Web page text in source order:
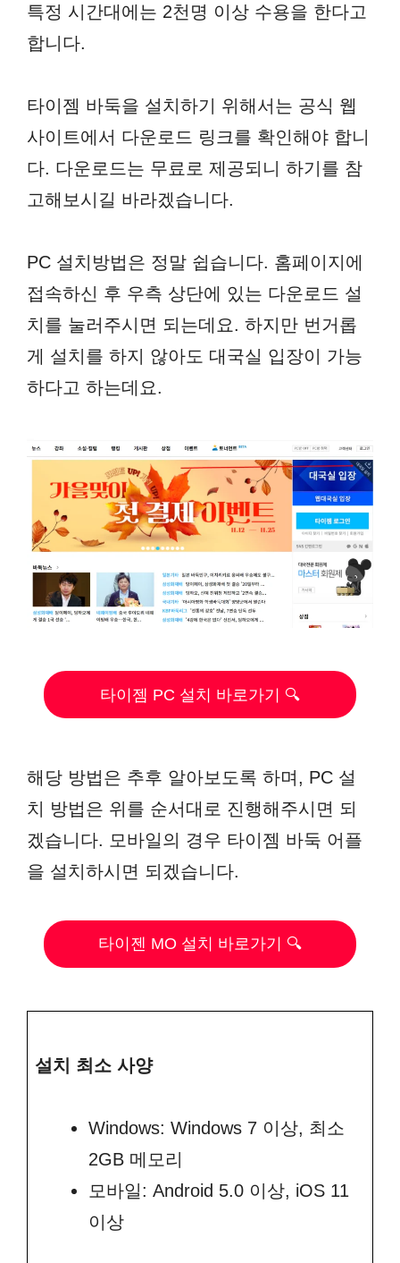
특정 시간대에는 2천명 이상 수용을 한다고
합니다.
타이젬 바둑을 설치하기 위해서는 공식 웹
사이트에서 다운로드 링크를 확인해야 합니
다. 다운로드는 무료로 제공되니 하기를 참
고해보시길 바라겠습니다.
PC 설치방법은 정말 쉽습니다. 홈페이지에
접속하신 후 우측 상단에 있는 다운로드 설
치를 눌러주시면 되는데요. 하지만 번거롭
게 설치를 하지 않아도 대국실 입장이 가능
하다고 하는데요.
타이젬 PC 설치 바로가기 🔍
해당 방법은 추후 알아보도록 하며, PC 설
치 방법은 위를 순서대로 진행해주시면 되
겠습니다. 모바일의 경우 타이젬 바둑 어플
을 설치하시면 되겠습니다.
타이젠 MO 설치 바로가기 🔍
설치 최소 사양
Windows: Windows 7 이상, 최소
2GB 메모리
모바일: Android 5.0 이상, iOS 11
이상